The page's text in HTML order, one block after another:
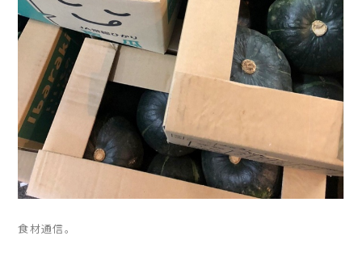
食材通信。